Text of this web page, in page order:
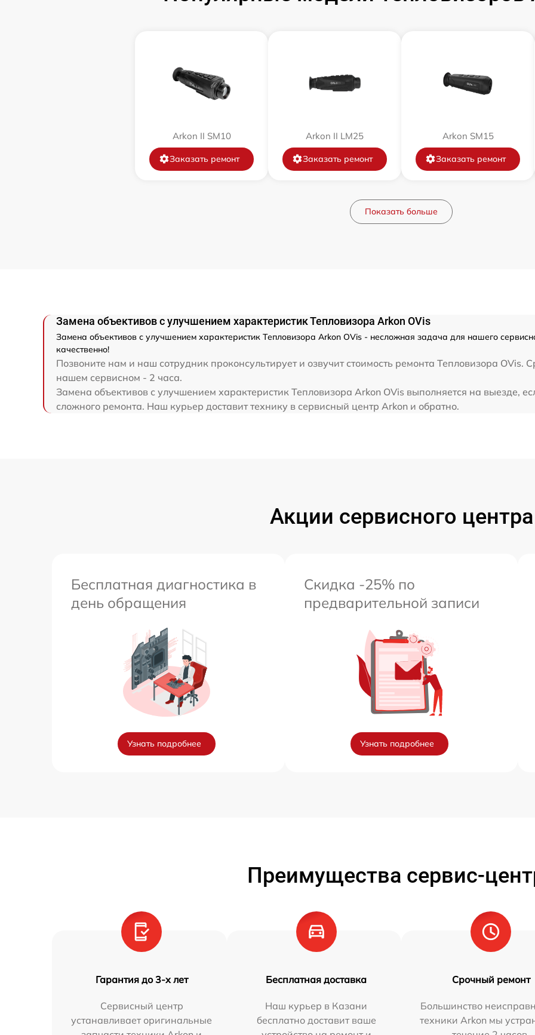
Прошивка (Обновление ПО)
Восстановление после попадания влаги от 60 мин
от 60 мин
Arkon II SM10
Заказать ремонт
Arkon II LM25
Заказать ремонт
Arkon SM15
Заказать ремонт
Показать больше
Замена объективов с улучшением характеристик Тепловизора Arkon OVis
Замена объективов с улучшением характеристик Тепловизора Arkon OVis - несложная задача для нашего
качественно!
Позвоните нам и наш сотрудник проконсультирует и озвучит стоимость ремонта Тепловизора OVis.
нашем сервисном - 2 часа.
Замена объективов с улучшением характеристик Тепловизора Arkon OVis выполняется на выезде,
сложного ремонта. Наш курьер доставит технику в сервисный центр Arkon и обратно.
Акции сервисного центра
Бесплатная диагностика в
день обращения
Узнать подробнее
Скидка -25% по
предварительной записи
Узнать подробнее
Преимущества сервис-
Гарантия до 3-х лет
Сервисный центр
устанавливает оригинальные
Бесплатная доставка
Наш курьер в Казани
бесплатно доставит ваше
Срочный ремонт
Большинство
техники Arkon мы